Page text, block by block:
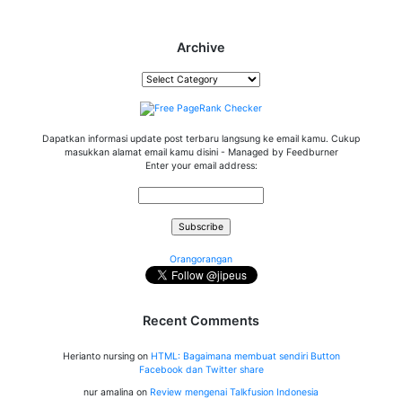
Archive
Archive
Dapatkan informasi update post terbaru langsung ke email kamu. Cukup
masukkan alamat email kamu disini - Managed by Feedburner
Enter your email address:
Orangorangan
Recent Comments
Herianto nursingon HTML: Bagaimana membuat sendiri Button
Facebook dan Twitter share
nur amalina on Review mengenai Talkfusion Indonesia